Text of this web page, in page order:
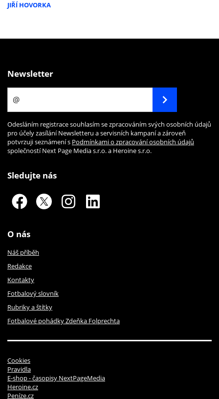
JIŘÍ HOVORKA
Newsletter
Odesláním registrace souhlasím se zpracováním svých osobních údajů
pro účely zasílání Newsletteru a servisních kampaní a zároveň
potvrzuji seznámení s Podmínkami o zpracování osobních údajů
společností Next Page Media s.r.o. a Heroine s.r.o.
Sledujte nás
O nás
Náš příběh
Redakce
Kontakty
Fotbalový slovník
Rubriky a štítky
Fotbalové pohádky Zdeňka Folprechta
Cookies
Pravidla
E-shop - časopisy NextPageMedia
Heroine.cz
Peníze.cz